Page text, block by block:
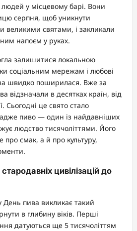
людей у місцевому барі. Вони
серпня, щоб уникнути
великими святами, і закликали
напоєм у руках.
залишитися локальною
соціальним мережам і любові
швидко поширилася. Вже за
відзначали в десятках країн, від
Сьогодні це свято стало
пиво — один із найдавніших
людство тисячоліттями. Його
про смак, а й про культуру,
стародавніх цивілізацій до
пива викликає такий
в глибину віків. Перші
датуються ще 5 тисячоліттям